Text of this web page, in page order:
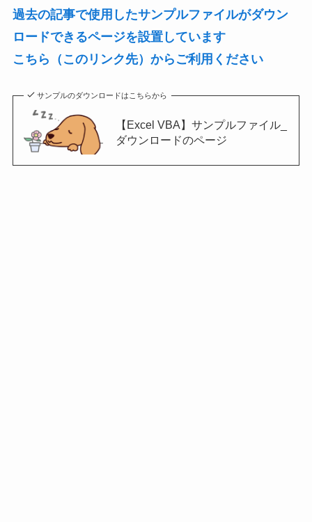
過去の記事で使用したサンプルファイルがダウン
ロードできるページを設置しています
こちら（このリンク先）からご利用ください
サンプルのダウンロードはこちらから
【Excel VBA】サンプルファイル_
ダウンロードのページ